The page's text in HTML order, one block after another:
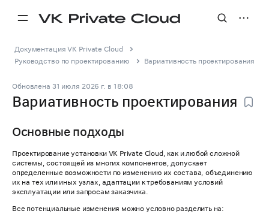
Документация VK Private Cloud
Руководство по проектированию
Вариативность проектирования
Обновлена 31 июля 2026 г. в 18:08
Вариативность проектирования
Основные подходы
Проектирование установки VK Private Cloud, как и любой сложной
системы, состоящей из многих компонентов, допускает
определенные возможности по изменению их состава, объединению
их на тех или иных узлах, адаптации к требованиям условий
эксплуатации или запросам заказчика.
Все потенциальные изменения можно условно разделить на: